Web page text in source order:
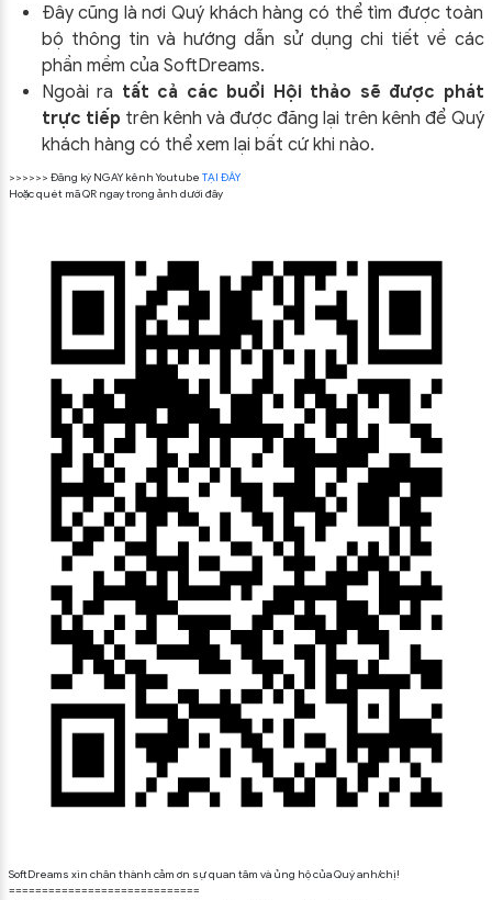
Đây cũng là nơi Quý khách hàng có thể tìm được toàn
bộ thông tin và hướng dẫn sử dụng chi tiết về các
phần mềm của SoftDreams.
Ngoài ra tất cả các buổi Hội thảo sẽ được phát
trực tiếp trên kênh và được đăng lại trên kênh để Quý
khách hàng có thể xem lại bất cứ khi nào.
>>>>>> Đăng ký NGAY kênh Youtube TẠI ĐÂY
Hoặc quét mã QR ngay trong ảnh dưới đây
SoftDreams xin chân thành cảm ơn sự quan tâm và ủng hộ của Quý anh/chị!
=============================